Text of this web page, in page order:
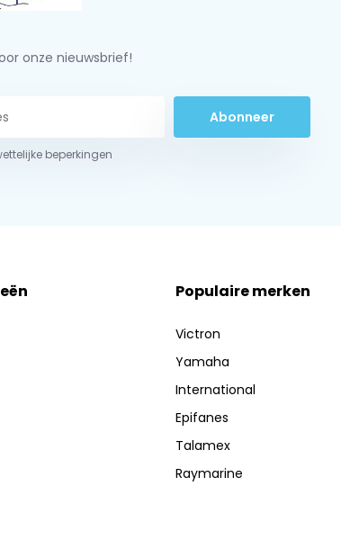
onze nieuwsbrief!
Abonneer
beperkingen
Populaire merken
Victron
Yamaha
International
Epifanes
Talamex
Raymarine